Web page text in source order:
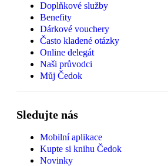
Doplňkové služby
Benefity
Dárkové vouchery
Často kladené otázky
Online delegát
Naši průvodci
Můj Čedok
Sledujte nás
Mobilní aplikace
Kupte si knihu Čedok
Novinky